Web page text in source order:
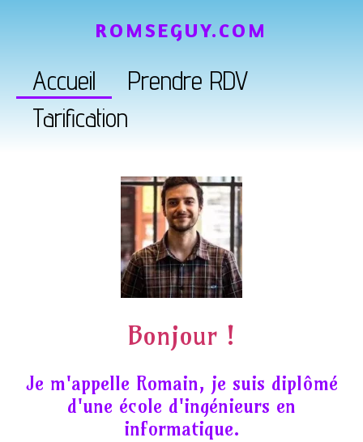
Accueil
Prendre RDV
Tarification
ROMSEGUY.COM
Bonjour !
Je m'appelle Romain, je suis diplômé
d'une école d'ingénieurs en
informatique.